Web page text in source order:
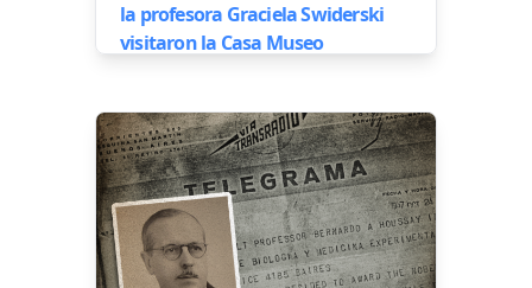
la profesora Graciela Swiderski
visitaron la Casa Museo